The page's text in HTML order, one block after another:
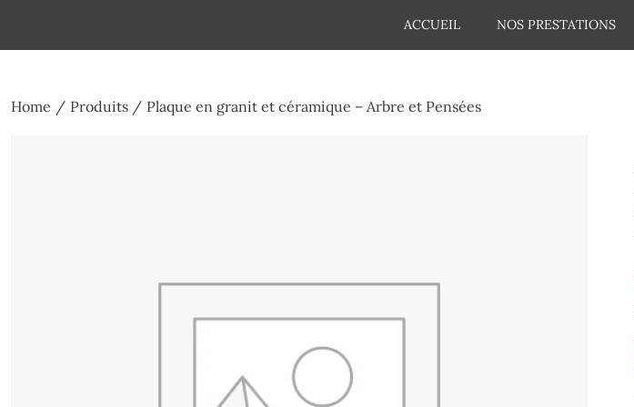
content
Espace Funéraire Michel Gardechaux
ACCUEIL NOS PRESTATIONS
Home Produits Plaque en granit et céramique – Arbre et Pensées